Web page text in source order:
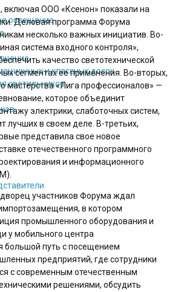
освещение
и классных досок
светильников
включая ООО «Ксенон» показали на
Деловая программа Форума
несколько важных инициатив. Во-
система входного контроля»,
качество светотехнической
сегментах ее применения. Во-вторых,
мастерства «Лига профессионалов» —
которое объединит
электрики, слаботочных систем,
лучших в своем деле. В-третьих,
представила свое новое
отечественного программного
и информационного
участников Форума ждал
в котором
промышленного оборудования и
у мобильного центра
большой путь с посещением
предприятий, где сотрудники
с современным отечественным
решениями, обсудить